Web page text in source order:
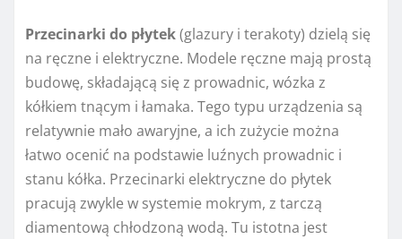
Przecinarki do płytek(glazury i terakoty) dzielą się
na ręczne i elektryczne. Modele ręczne mają prostą
budowę, składającą się z prowadnic, wózka z
kółkiem tnącym i łamaka. Tego typu urządzenia są
relatywnie mało awaryjne, a ich zużycie można
łatwo ocenić na podstawie luźnych prowadnic i
stanu kółka. Przecinarki elektryczne do płytek
pracują zwykle w systemie mokrym, z tarczą
diamentową chłodzoną wodą. Tu istotna jest